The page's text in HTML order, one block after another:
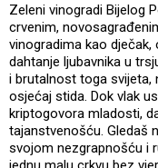
Zeleni vinogradi Bijelog
crvenim,
vinogradima kao
dahtanje ljubavnika u
i brutalnost toga svijeta,
osjećaj stida. Dok vlak
kriptogovora mladosti,
tajanstvenošću. Gledaš
svojom nezgrapnošću i